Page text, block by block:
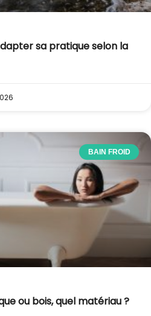
sa pratique selon la
BAIN FROID
ou bois, quel matériau ?